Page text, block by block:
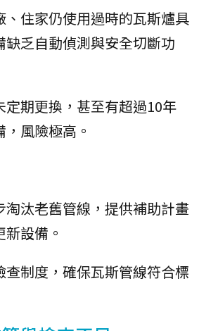
住家仍使用過時的瓦斯爐具
乏自動偵測與安全切斷功
期更換，甚至有超過10年
風險極高。
汰老舊管線，提供補助計畫
設備。
制度，確保瓦斯管線符合標